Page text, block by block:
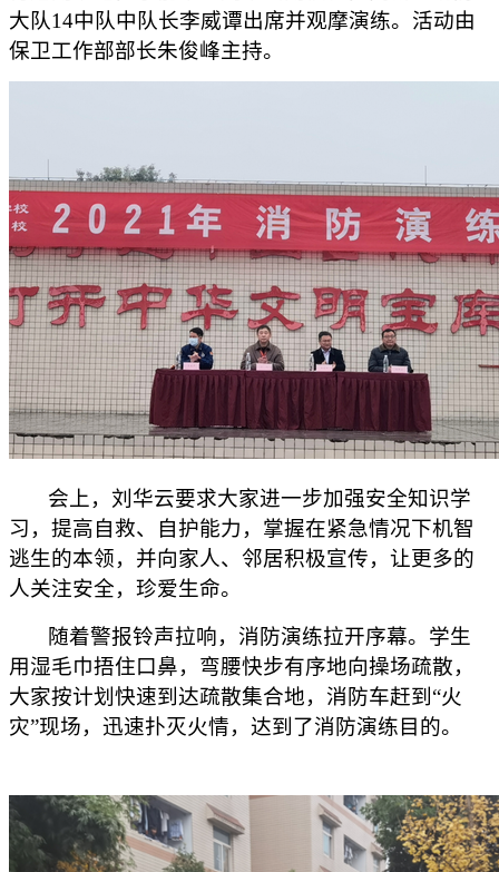
大队14中队中队长李威谭出席并观摩演练。活动由
保卫工作部部长朱俊峰主持。
会上 ，刘华云要求大家进一步加强安全知识学
习，提高自救、自护能力，掌握在紧急情况下机智
逃生的本领，并向家人、邻居积极宣传，让更多的
人关注安全，珍爱生命。
随着警报铃声拉响，消防演练拉开序幕。学生
用湿毛巾捂住口鼻，弯腰快步有序地向操场疏散，
大家按计划快速到达疏散集合地，消防车赶到“火
灾”现场，迅速扑灭火情， 达到了消防演练目的。